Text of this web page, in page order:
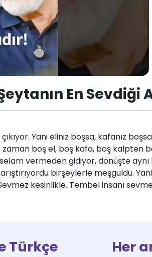
En Sevdiği
Yani eliniz boşsa, kafanız
zaman boş el, boş kafa, boş kalpten
vermeden gidiyor, dönüşte aynı
birşeylerle meşguldü. Yani
kesinlikle. Tembel insanı
Türkçe Her